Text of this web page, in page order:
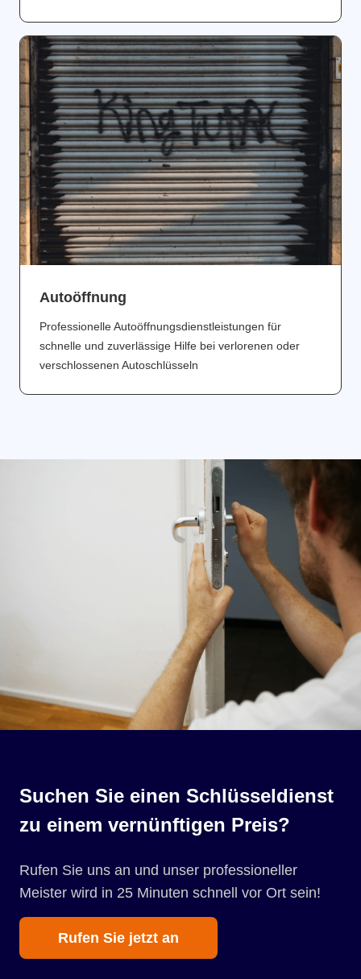
Аutoöffnung
Professionelle Autoöffnungsdienstleistungen für
schnelle und zuverlässige Hilfe bei verlorenen oder
verschlossenen Autoschlüsseln
Suchen Sie einen Schlüsseldienst
zu einem vernünftigen Preis?
Rufen Sie uns an und unser professioneller
Meister wird in 25 Minuten schnell vor Ort sein!
Rufen Sie jetzt an